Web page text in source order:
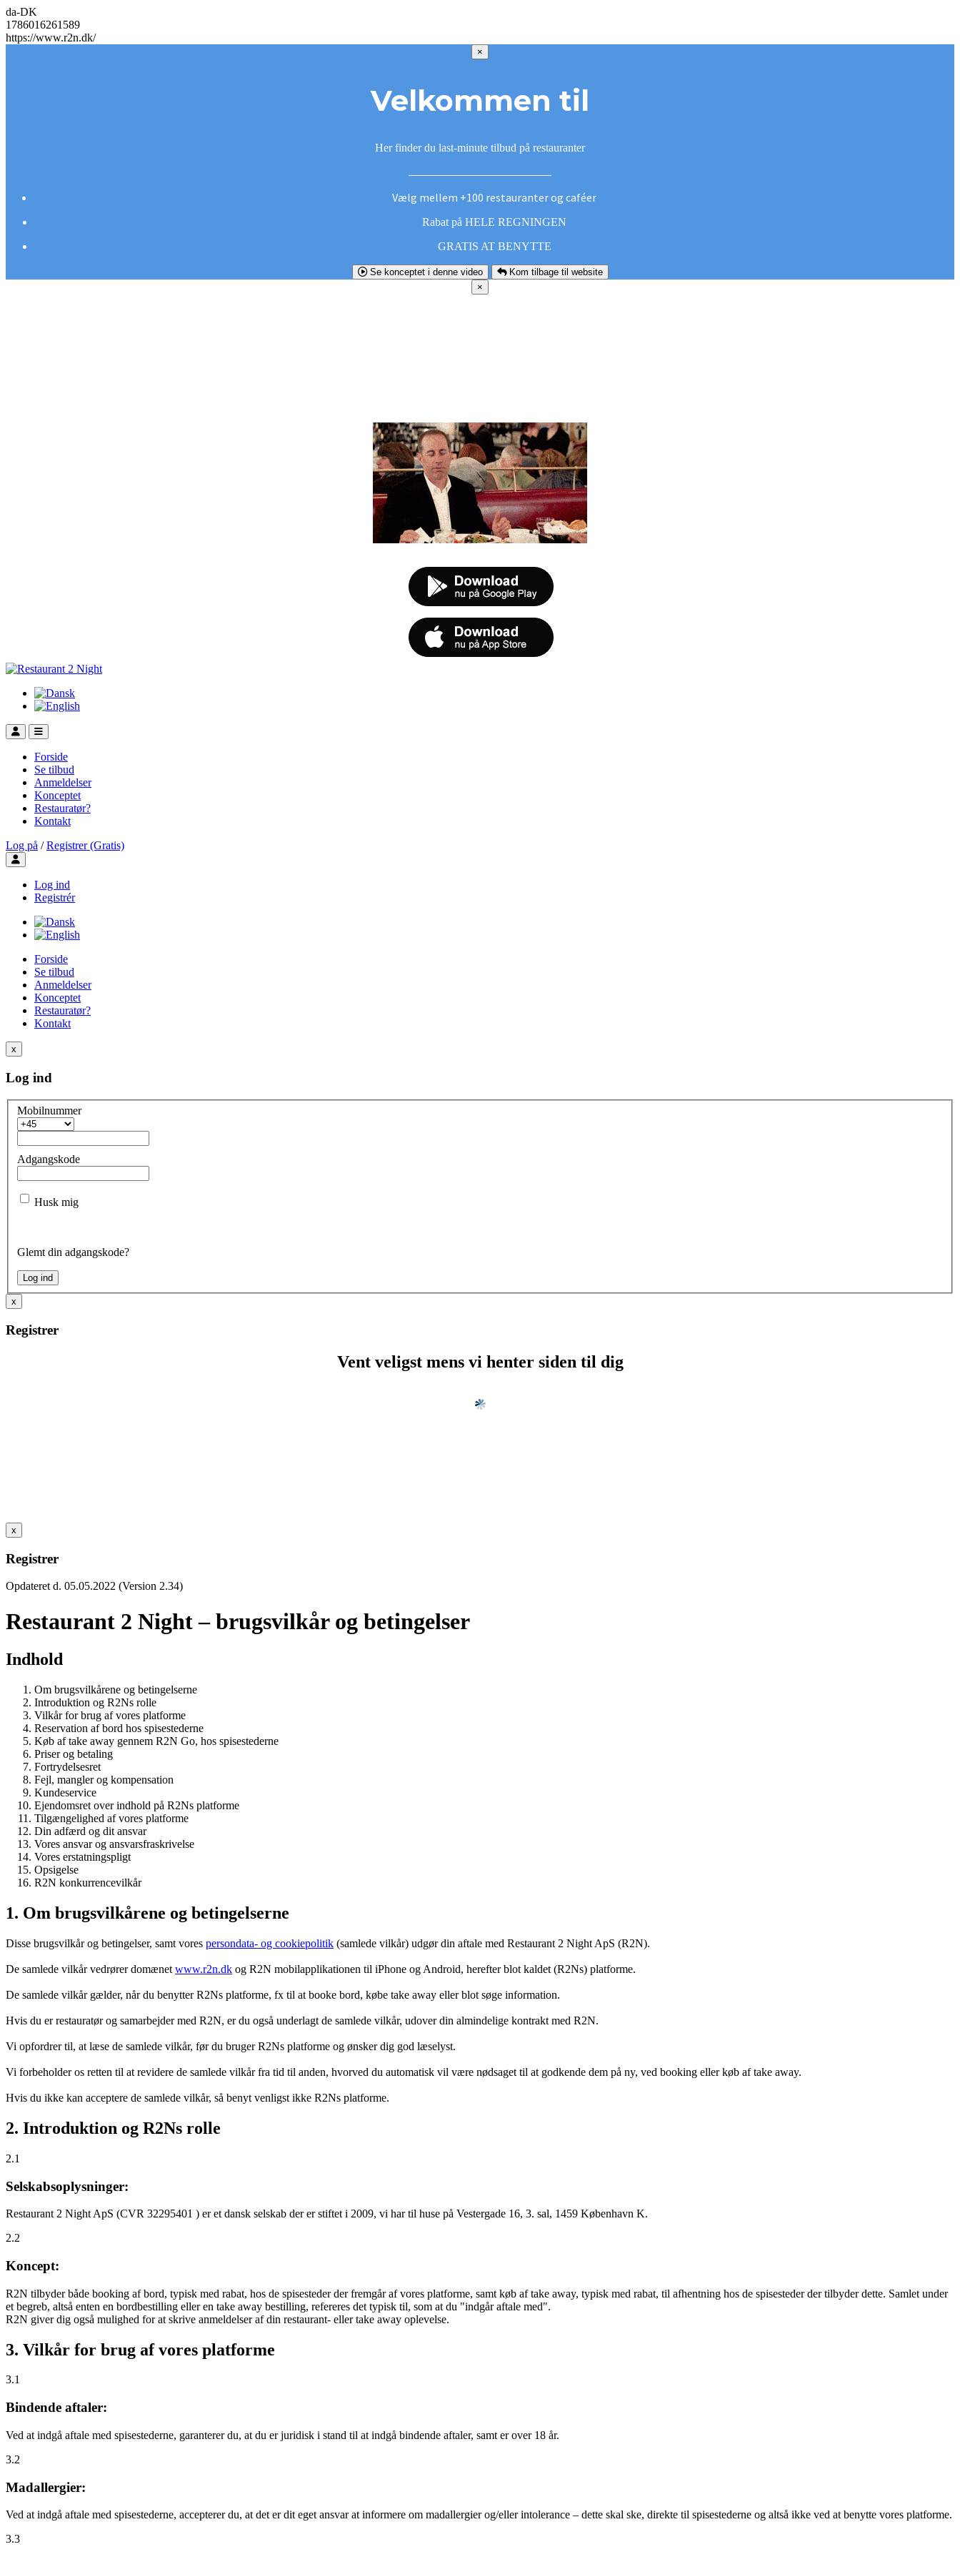
da-DK
1786016261589
https://www.r2n.dk/
×
Velkommen til
Her finder du last-minute tilbud på restauranter
Vælg mellem +100 restauranter og caféer
Rabat på HELE REGNINGEN
GRATIS AT BENYTTE
Se konceptet i denne video
Kom tilbage til website
×
Forside
Se tilbud
Anmeldelser
Konceptet
Restauratør?
Kontakt
Log på / Registrer (Gratis)
Toggle user menu
Log ind
Registrér
Forside
Se tilbud
Anmeldelser
Konceptet
Restauratør?
Kontakt
x
Log ind
Mobilnummer
Adgangskode
Husk mig
Glemt din adgangskode?
x
Registrer
Vent veligst mens vi henter siden til dig
x
Registrer
Opdateret d. 05.05.2022 (Version 2.34)
Restaurant 2 Night – brugsvilkår og betingelser
Indhold
Om brugsvilkårene og betingelserne
Introduktion og R2Ns rolle
Vilkår for brug af vores platforme
Reservation af bord hos spisestederne
Køb af take away gennem R2N Go, hos spisestederne
Priser og betaling
Fortrydelsesret
Fejl, mangler og kompensation
Kundeservice
Ejendomsret over indhold på R2Ns platforme
Tilgængelighed af vores platforme
Din adfærd og dit ansvar
Vores ansvar og ansvarsfraskrivelse
Vores erstatningspligt
Opsigelse
R2N konkurrencevilkår
1. Om brugsvilkårene og betingelserne
Disse brugsvilkår og betingelser, samt vores persondata- og cookiepolitik (samlede vilkår) udgør din aftale med Restaurant 2 Night ApS (R2N).
De samlede vilkår vedrører domænet www.r2n.dk og R2N mobilapplikationen til iPhone og Android, herefter blot kaldet (R2Ns) platforme.
De samlede vilkår gælder, når du benytter R2Ns platforme, fx til at booke bord, købe take away eller blot søge information.
Hvis du er restauratør og samarbejder med R2N, er du også underlagt de samlede vilkår, udover din almindelige kontrakt med R2N.
Vi opfordrer til, at læse de samlede vilkår, før du bruger R2Ns platforme og ønsker dig god læselyst.
Vi forbeholder os retten til at revidere de samlede vilkår fra tid til anden, hvorved du automatisk vil være nødsaget til at godkende dem på ny, ved booking eller køb af take away.
Hvis du ikke kan acceptere de samlede vilkår, så benyt venligst ikke R2Ns platforme.
2. Introduktion og R2Ns rolle
2.1
Selskabsoplysninger:
Restaurant 2 Night ApS (CVR 32295401 ) er et dansk selskab der er stiftet i 2009, vi har til huse på Vestergade 16, 3. sal, 1459 København K.
2.2
Koncept:
R2N tilbyder både booking af bord, typisk med rabat, hos de spisesteder der fremgår af vores platforme, samt køb af take away, typisk med rabat, til afhentning hos de spisesteder der tilbyder dette. Samlet under
et begreb, altså enten en bordbestilling eller en take away bestilling, refereres det typisk til, som at du "indgår aftale med".
R2N giver dig også mulighed for at skrive anmeldelser af din restaurant- eller take away oplevelse.
3. Vilkår for brug af vores platforme
3.1
Bindende aftaler:
Ved at indgå aftale med spisestederne, garanterer du, at du er juridisk i stand til at indgå bindende aftaler, samt er over 18 år.
3.2
Madallergier:
Ved at indgå aftale med spisestederne, accepterer du, at det er dit eget ansvar at informere om madallergier og/eller intolerance – dette skal ske, direkte til spisestederne og altså ikke ved at benytte vores platforme.
3.3